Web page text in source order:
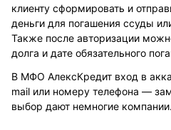
клиенту сформировать и
деньги для погашения ссуды
Также после авторизации
долга и дате обязательного
В МФО АлексКредит вход в
mail или номеру телефона —
выбор дают немногие компании.